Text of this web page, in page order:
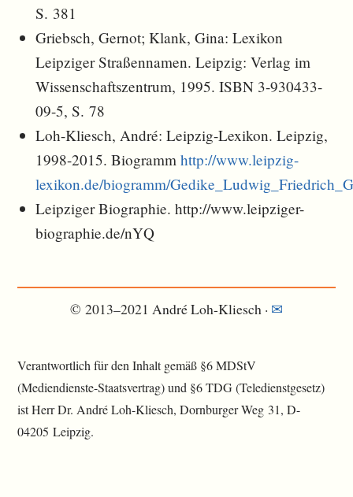
S. 381
Griebsch, Gernot; Klank, Gina: Lexikon
Leipziger Straßennamen. Leipzig: Verlag im
Wissenschaftszentrum, 1995. ISBN 3-930433-
09-5, S. 78
Loh-Kliesch, André: Leipzig-Lexikon. Leipzig,
1998-2015. Biogrammhttp://www.leipzig-
lexikon.de/biogramm/
Leipziger Biographie. http://www.leipziger-
biographie.de/nYQ
© 2013–2021 André Loh-Kliesch · ✉︎
Verantwortlich für den Inhalt gemäß §6 MDStV
(Mediendienste-Staatsvertrag) und §6 TDG (Teledienstgesetz)
ist Herr Dr. André Loh-Kliesch, Dornburger Weg 31, D-
04205 Leipzig.